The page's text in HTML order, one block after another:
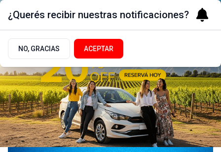
¿Querés recibir nuestras notificaciones?
NO, GRACIAS ACEPTAR